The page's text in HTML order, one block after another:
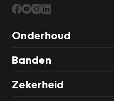
Onderhoud
Banden
Zekerheid